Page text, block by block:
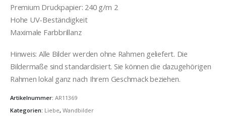
Premium Druckpapier: 240 g/m 2
Hohe UV-Beständigkeit
Maximale Farbbrillanz
Hinweis: Alle Bilder werden ohne Rahmen geliefert. Die
Bildermaße sind standardisiert. Sie können die dazugehörigen
Rahmen lokal ganz nach Ihrem Geschmack beziehen.
Artikelnummer: AR11369
Kategorien: Liebe, Wandbilder